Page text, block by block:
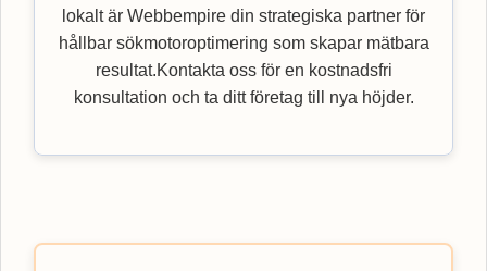
lokalt är Webbempire din strategiska partner för
hållbar sökmotoroptimering som skapar mätbara
resultat.Kontakta oss för en kostnadsfri
konsultation och ta ditt företag till nya höjder.